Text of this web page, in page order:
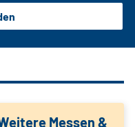
Messen &